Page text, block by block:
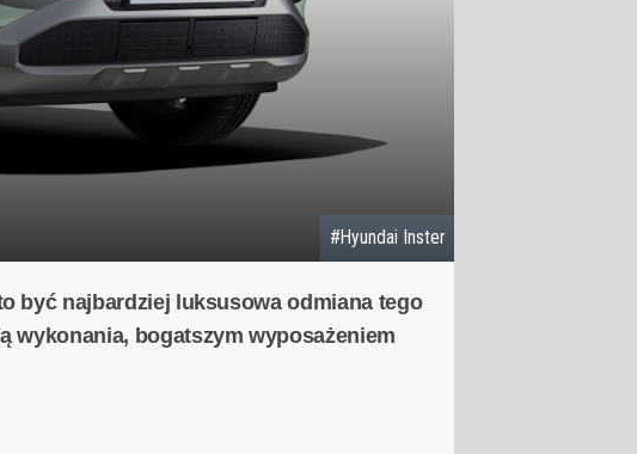
#Hyundai Inster
być najbardziej luksusowa odmiana tego
wykonania, bogatszym wyposażeniem